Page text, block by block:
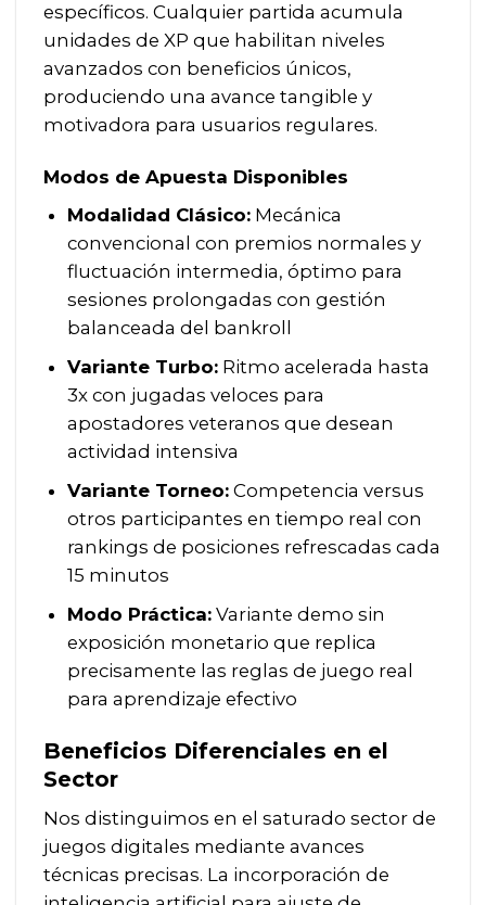
específicos. Cualquier partida acumula
unidades de XP que habilitan niveles
avanzados con beneficios únicos,
produciendo una avance tangible y
motivadora para usuarios regulares.
Modos de Apuesta Disponibles
Modalidad Clásico: Mecánica
convencional con premios normales y
fluctuación intermedia, óptimo para
sesiones prolongadas con gestión
balanceada del bankroll
Variante Turbo: Ritmo acelerada hasta
3x con jugadas veloces para
apostadores veteranos que desean
actividad intensiva
Variante Torneo: Competencia versus
otros participantes en tiempo real con
rankings de posiciones refrescadas cada
15 minutos
Modo Práctica: Variante demo sin
exposición monetario que replica
precisamente las reglas de juego real
para aprendizaje efectivo
Beneficios Diferenciales en el
Sector
Nos distinguimos en el saturado sector de
juegos digitales mediante avances
técnicas precisas. La incorporación de